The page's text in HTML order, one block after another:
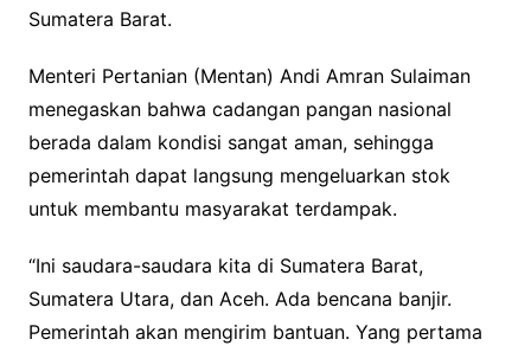
Sumatera Barat.
Menteri Pertanian (Mentan) Andi Amran Sulaiman
menegaskan bahwa cadangan pangan nasional
berada dalam kondisi sangat aman, sehingga
pemerintah dapat langsung mengeluarkan stok
untuk membantu masyarakat terdampak.
“Ini saudara-saudara kita di Sumatera Barat,
Sumatera Utara, dan Aceh. Ada bencana banjir.
Pemerintah akan mengirim bantuan. Yang pertama